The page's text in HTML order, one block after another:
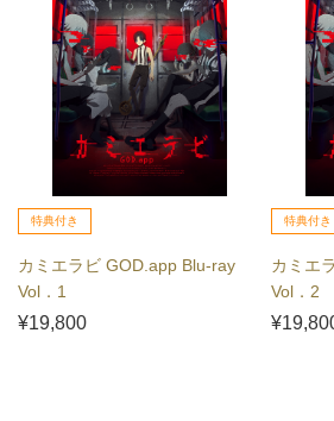
特典付き
カミエラビ GOD.app Blu-ray
Vol．1
¥19,800
特典付き
カミエ
Vol．2